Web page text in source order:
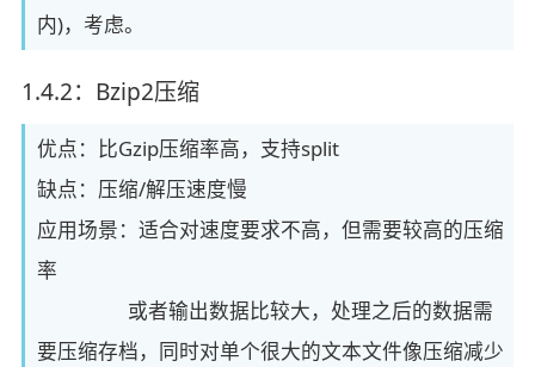
内)，考虑。
1.4.2：Bzip2压缩
优点：比Gzip压缩率高，支持split
缺点：压缩/解压速度慢
应用场景：适合对速度要求不高，但需要较高的压缩
率
或者输出数据比较大，处理之后的数据需
要压缩存档，同时对单个很大的文本文件像压缩减少